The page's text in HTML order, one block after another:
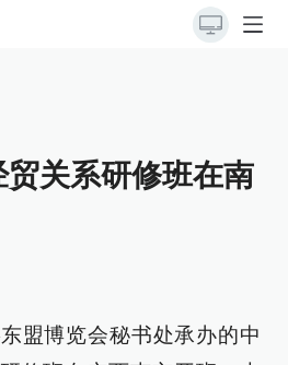
关系研修班在南
盟博览会秘书处承办的中